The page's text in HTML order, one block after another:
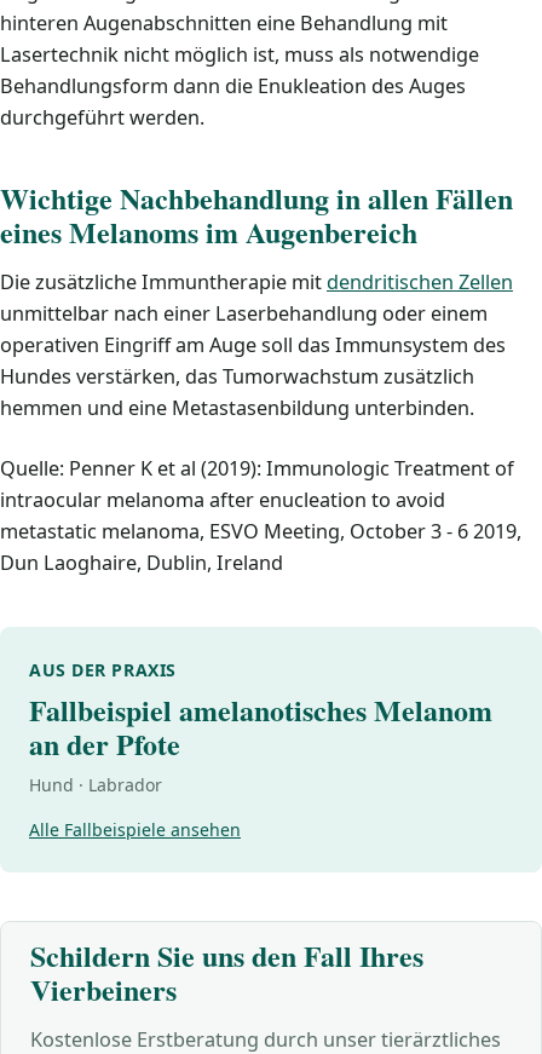
hinteren Augenabschnitten eine Behandlung mit
Lasertechnik nicht möglich ist, muss als notwendige
Behandlungsform dann die Enukleation des Auges
durchgeführt werden.
Wichtige Nachbehandlung in allen Fällen
eines Melanoms im Augenbereich
Die zusätzliche Immuntherapie mitdendritischen Zellen
unmittelbar nach einer Laserbehandlung oder einem
operativen Eingriff am Auge soll das Immunsystem des
Hundes verstärken, das Tumorwachstum zusätzlich
hemmen und eine Metastasenbildung unterbinden.
Quelle: Penner K et al (2019): Immunologic Treatment of
intraocular melanoma after enucleation to avoid
metastatic melanoma, ESVO Meeting, October 3 - 6 2019,
Dun Laoghaire, Dublin, Ireland
AUS DER PRAXIS
Fallbeispiel amelanotisches Melanom
an der Pfote
Hund · Labrador
Alle Fallbeispiele ansehen
Schildern Sie uns den Fall Ihres
Vierbeiners
Kostenlose Erstberatung durch unser tierärztliches